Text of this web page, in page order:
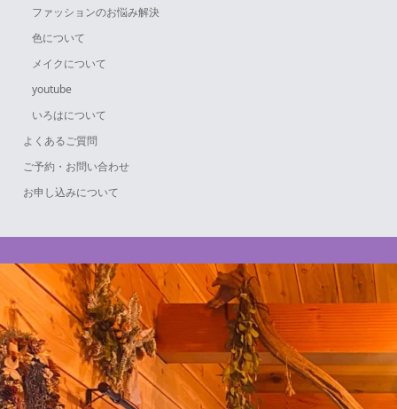
ファッションのお悩み解決
色について
メイクについて
youtube
いろはについて
よくあるご質問
ご予約・お問い合わせ
お申し込みについて